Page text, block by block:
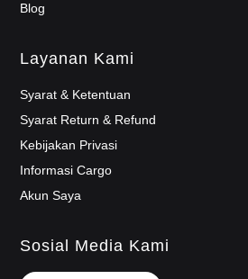
Blog
Layanan Kami
Syarat & Ketentuan
Syarat Return & Refund
Kebijakan Privasi
Informasi Cargo
Akun Saya
Sosial Media Kami